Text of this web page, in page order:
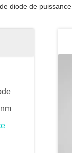
diode de